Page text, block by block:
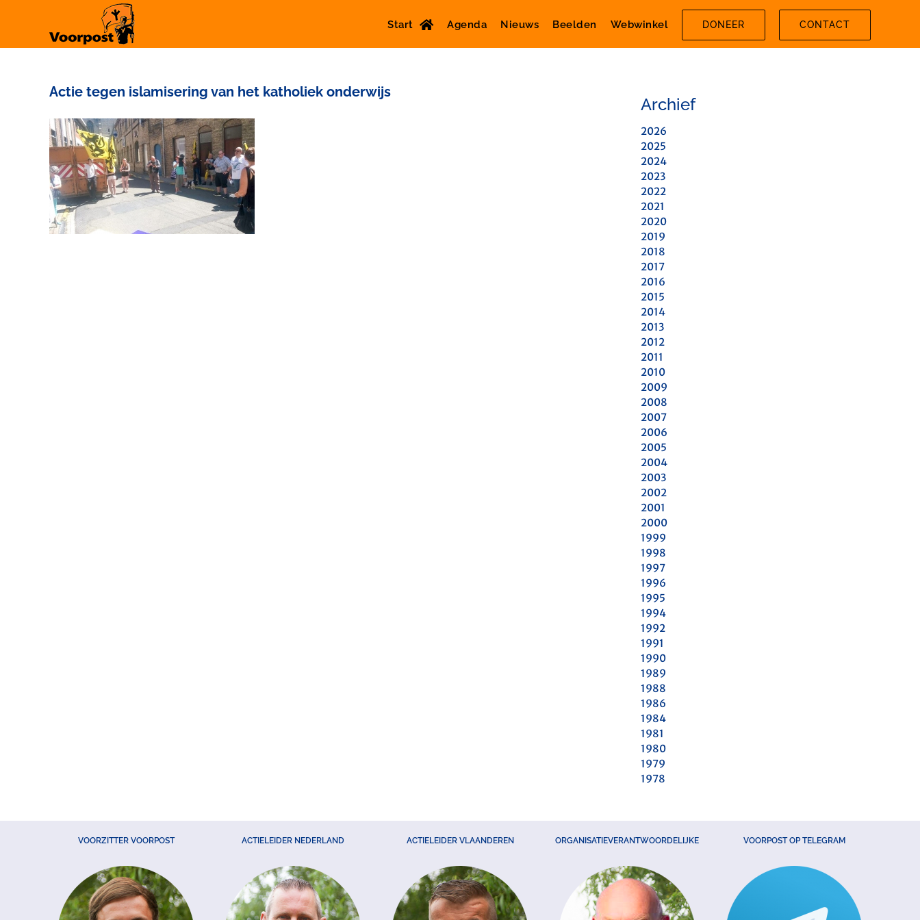
Start Agenda Nieuws Beelden Webwinkel DONEER CONTACT
Actie tegen islamisering van het katholiek onderwijs
Archief
2026
2025
2024
2023
2022
2021
2020
2019
2018
2017
2016
2015
2014
2013
2012
2011
2010
2009
2008
2007
2006
2005
2004
2003
2002
2001
2000
1999
1998
1997
1996
1995
1994
1992
1991
1990
1989
1988
1986
1984
1981
1980
1979
1978
VOORZITTER VOORPOST ACTIELEIDER NEDERLAND ACTIELEIDER VLAANDEREN ORGANISATIEVERANTWOORDELIJKE VOORPOST OP TELEGRAM